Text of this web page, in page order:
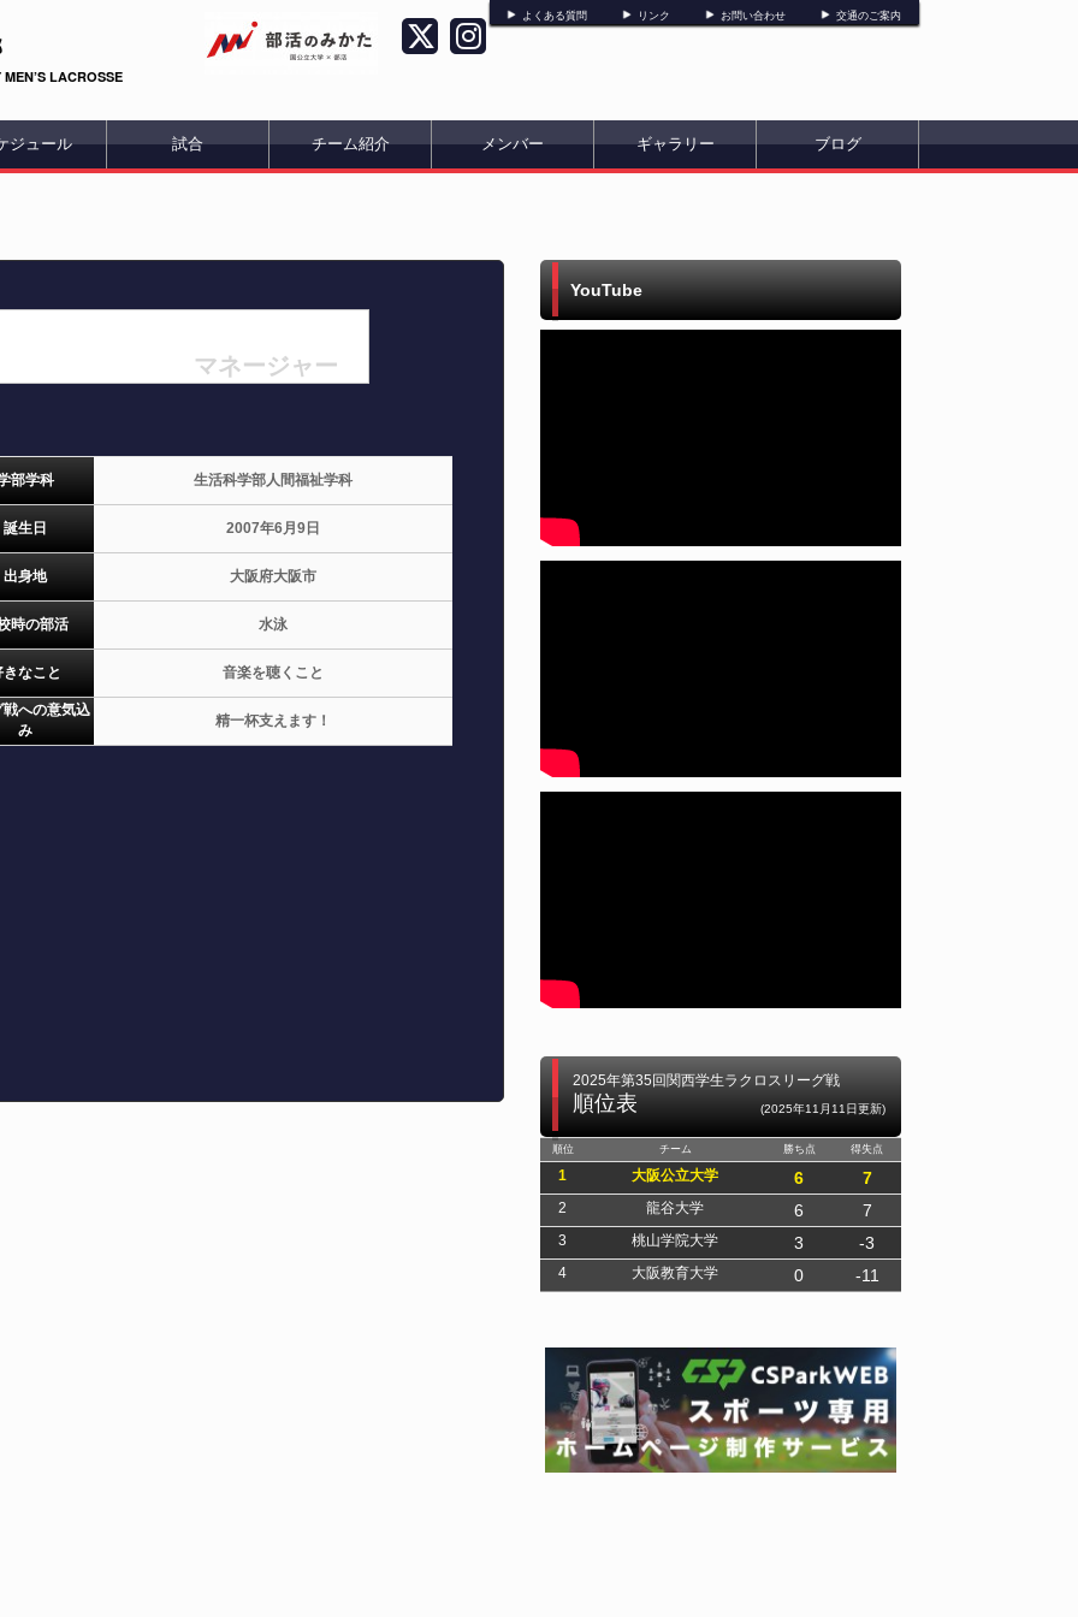
よくある質問 リンク お問い合わせ 交通のご案内
LACROSSE
ジュール 試合 チーム紹介 メンバー ギャラリー ブログ
マネージャー
部学科 生活科学部人間福祉学科
誕生日 2007年6月9日
出身地 大阪府大阪市
時の部活 水泳
きなこと 音楽を聴くこと
への意気込
み
精一杯支えます！
YouTube
2025年第35回関西学生ラクロスリーグ戦
順位表 (2025年11月11日更新)
順位 チーム 勝ち点 得失点
1 大阪公立大学 6 7
2 龍谷大学 6 7
3 桃山学院大学 3 -3
4 大阪教育大学 0 -11